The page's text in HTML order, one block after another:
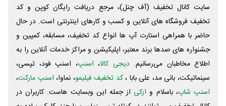
سایت کانال تخفیف (آف چنل)، مرجع دریافت رایگان کوپن و کد
تخفیف فروشگاه های آنلاین و کسب و‌ کارهای اینترنتی است. در حال
حاضر با همراهی استارت آپ ها انواع کد تخفیف، مسابقه، کمپین و
جشنواره های صدها برند معتبر، اپلیکیشن و مراکز خدمات آنلاین را به
اطلاع مخاطبان می‌رسانیم. دیجی کالا، اسنپ، اسنپ فود، تپسی،
سینماتیکت، بانی مد، علی‌ بابا ،کد تخفیف فیلیمو، نماوا، اسنپ مارکت،
اسنپ شاپ، باسلام و ازکی از جمله این وبسایت ‌هاست. کاربران در